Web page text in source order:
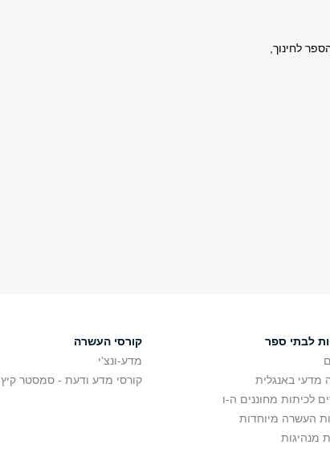
לחינוך,
לבתי ספר
מדעי באנגלית
לכיתות מחוננים ה-ו
העשרה מיוחדות
מנהיגות
קורסי העשרה
מדע-ונצ'י
קורסי מדע ודעת - סמסטר קיץ